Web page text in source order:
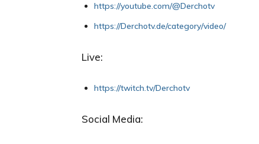
https://youtube.com/@Derchotv
https://Derchotv.de/category/video/
Live:
https://twitch.tv/Derchotv
Social Media: